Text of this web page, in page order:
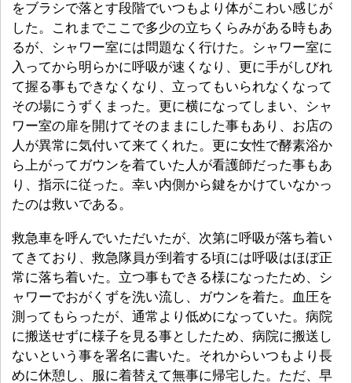
をブラシで落とす段階でいつもより体がこわい感じが
した。これまでここで多少の立ちくらみがある時もあ
るが、シャワー室には問題なく行けた。シャワー室に
入ってから明らかに呼吸が速くなり、更に手がしびれ
て握る事もできなくなり、立ってもいられなくなって
その場にうずくまった。更に横になってしまい、シャ
ワー室の扉を開けてそのままにした事もあり、お店の
人が異常に気付いて来てくれた。更に女性で酵素浴か
ら上がってガウンを着ていた人が看護師だった事もあ
り、指示に従った。幸い内側から鍵をかけていなかっ
たのは救いである。
救急車を呼んでいただいたが、次第に呼吸が落ち着い
てきており、救急隊員が到着する頃には呼吸はほぼ正
常に落ち着いた。立つ事もできる様になったため、シ
ャワーでおがくずを洗い流し、ガウンを着た。血圧を
測ってもらったが、通常より低めになっていた。病院
に搬送せずに様子を見る事としたため、病院に搬送し
ないという事を署名に書いた。それからいつもより長
めに休憩し、服に着替えて無事に帰宅した。ただ、早